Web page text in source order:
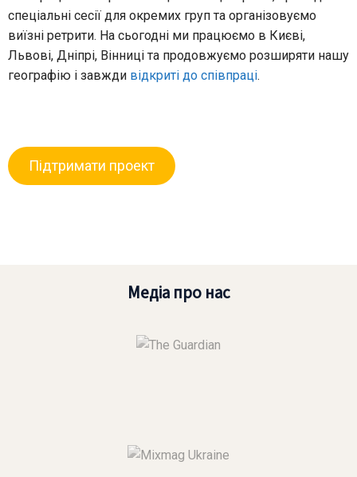
спеціальні сесії для окремих груп та організовуємо
виїзні ретрити. На сьогодні ми працюємо в Києві,
Львові, Дніпрі, Вінниці та продовжуємо розширяти нашу
географію і завжди відкриті до співпраці.
Підтримати проект
Медіа про нас